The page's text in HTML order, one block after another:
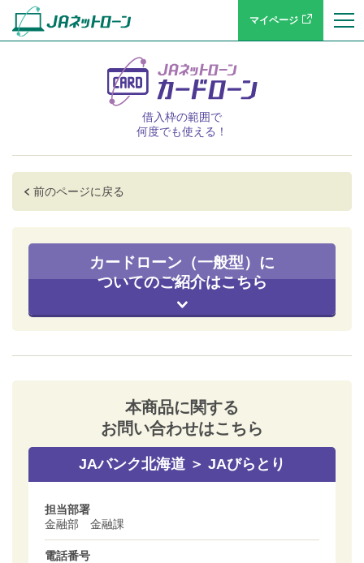
マイページ
借入枠の範囲で
何度でも使える！
前のページに戻る
カードローン（一般型）に
ついてのご紹介はこちら
本商品に関する
お問い合わせはこちら
JAバンク北海道 ＞ JAびらとり
担当部署
金融部 金融課
電話番号